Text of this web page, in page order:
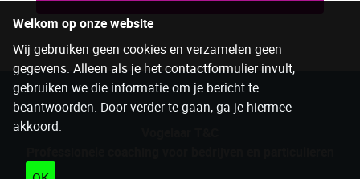
Welkom op onze website
Wij gebruiken geen cookies en verzamelen geen
gegevens. Alleen als je het contactformulier invult,
gebruiken we die informatie om je bericht te
beantwoorden. Door verder te gaan, ga je hiermee
akkoord.